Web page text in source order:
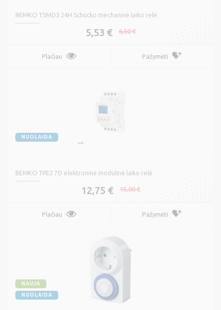
BEMKO TSMD3 24H Schucko mechaninė laiko relė
5,53 € 6,50 €
Plačiau Pažymėti
NUOLAIDA
BEMKO TPE2 7D elektroninė modulinė laiko relė
12,75 € 15,00 €
Plačiau Pažymėti
NAUJA
NUOLAIDA